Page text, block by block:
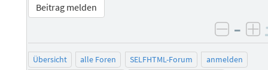
Beitrag melden
–
Übersicht alle Foren SELFHTML-Forum
anmelden